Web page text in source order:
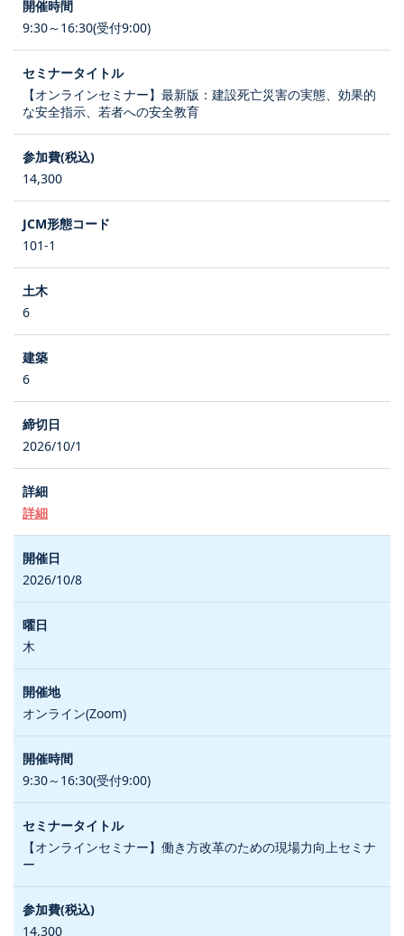
9:30～16:30(受付9:00)
【オンラインセミナー】最新版：建設死亡災害の実態、効果的
な安全指示、若者への安全教育
14,300
101-1
6
6
2026/10/1
詳細
2026/10/8
木
オンライン(Zoom)
9:30～16:30(受付9:00)
【オンラインセミナー】働き方改革のための現場力向上セミナ
ー
14,300